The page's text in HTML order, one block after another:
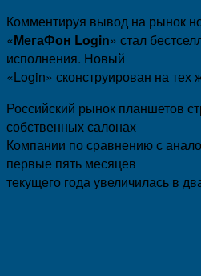
Комментируя вывод на рынок
«МегаФон Login» стал
исполнения. Новый
«Login» сконструирован на
Российский рынок планшетов
собственных салонах
Компании по сравнению с
первые пять месяцев
текущего года увеличилась в